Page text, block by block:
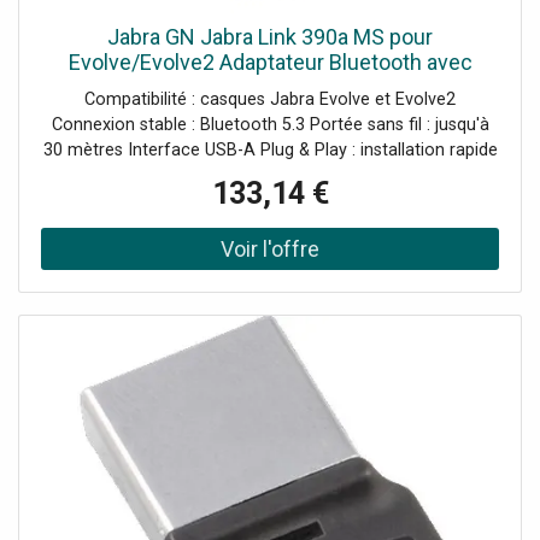
Jabra GN Jabra Link 390a MS pour
Evolve/Evolve2 Adaptateur Bluetooth avec
connecteur USB-A et certification Microsoft
Teams conçu pour offrir une connexion
Compatibilité : casques Jabra Evolve et Evolve2
Connexion stable : Bluetooth 5.3 Portée sans fil : jusqu'à
30 mètres Interface USB-A Plug & Play : installation rapide
133,14 €